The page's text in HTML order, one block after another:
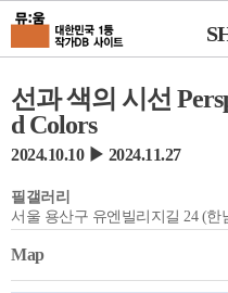
선과 색의 시선
d Colors
2024.10.10 ▶ 2024.11.27
필갤러리
서울 용산구 유엔빌리지길 24 (한
Map